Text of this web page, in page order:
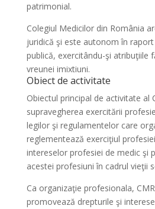
patrimonial.
Colegiul Medicilor din România
juridică şi este autonom în
publică, exercitându-şi atribuţiile
vreunei imixtiuni.
Obiect de activitate
Obiectul principal de activitate al
supravegherea exercitării
legilor şi regulamentelor care
reglementează exerciţiul
intereselor profesiei de medic şi
acestei profesiuni în cadrul vieţii
Ca organizaţie profesionala,
promovează drepturile şi